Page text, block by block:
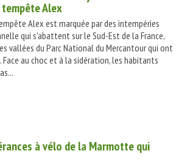
Alex
Alex est marquée par des intempéries
qui s'abattent sur le Sud-Est de la France,
vallées du Parc National du Mercantour qui ont
au choc et à la sidération, les habitants
à vélo de la Marmotte qui